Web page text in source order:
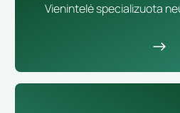
Vienintelė specializuota